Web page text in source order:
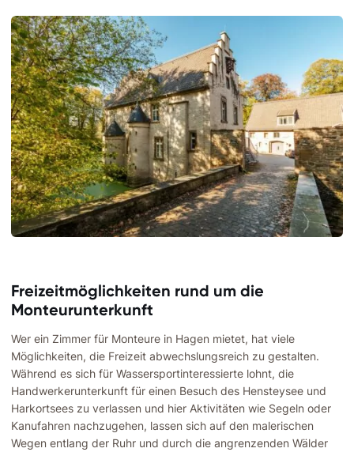
Freizeitmöglichkeiten rund um die
Monteurunterkunft
Wer ein Zimmer für Monteure in Hagen mietet, hat viele
Möglichkeiten, die Freizeit abwechslungsreich zu gestalten.
Während es sich für Wassersportinteressierte lohnt, die
Handwerkerunterkunft für einen Besuch des Hensteysee und
Harkortsees zu verlassen und hier Aktivitäten wie Segeln oder
Kanufahren nachzugehen, lassen sich auf den malerischen
Wegen entlang der Ruhr und durch die angrenzenden Wälder